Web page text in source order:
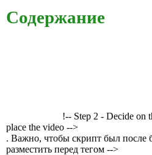
Содержание
!-- Step 2 - Decide on
place the video -->
. Важно, чтобы скрипт был
разместить перед тегом -->